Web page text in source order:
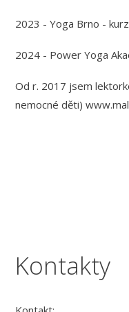
2023 - Yoga Brno -
2024 - Power Yoga
Od r. 2017 jsem
nemocné děti)
Kontakty